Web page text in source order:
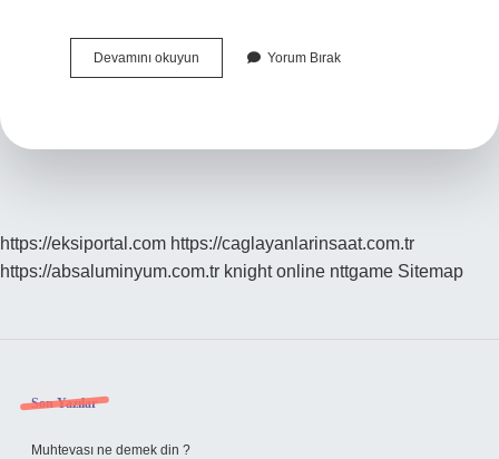
Devamını okuyun
Kelimesi
Yorum Bırak
https://eksiportal.com https://caglayanlarinsaat.com.tr
https://absaluminyum.com.tr knight online nttgame Sitemap
Sidebar
Son Yazılar
Muhtevası ne demek din ?